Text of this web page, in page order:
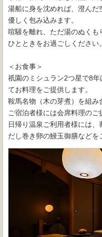
湯船に身を沈めれば、澄ん
優しく包み込みます。
喧騒を離れ、ただ湯のぬく
ひとときをお過ごしください。
＜お食事＞
祇園のミシュラン2つ星で8
てお料理をご提供します。
鞍馬名物（木の芽煮）を組み
ご宿泊者様には会席料理のご
日帰り温泉ご利用者様には
だし巻き卵の鰻玉御膳などを